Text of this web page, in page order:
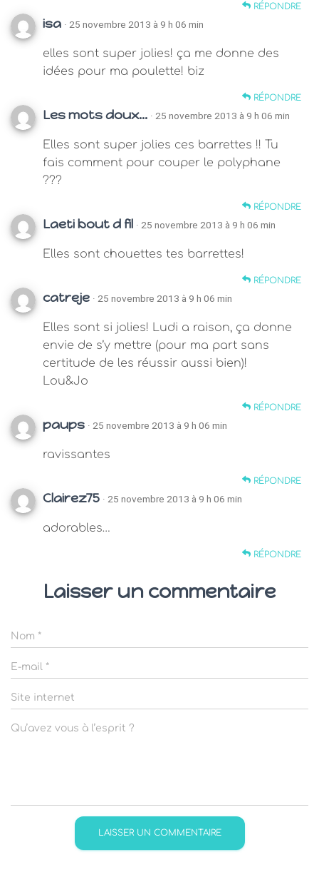
RÉPONDRE
isa · 25 novembre 2013 à 9 h 06 min
elles sont super jolies! ça me donne des
idées pour ma poulette! biz
RÉPONDRE
Les mots doux... · 25 novembre 2013 à 9 h 06 min
Elles sont super jolies ces barrettes !! Tu
fais comment pour couper le polyphane
???
RÉPONDRE
Laeti bout d fil · 25 novembre 2013 à 9 h 06 min
Elles sont chouettes tes barrettes!
RÉPONDRE
catreje · 25 novembre 2013 à 9 h 06 min
Elles sont si jolies! Ludi a raison, ça donne
envie de s’y mettre (pour ma part sans
certitude de les réussir aussi bien)!
Lou&Jo
RÉPONDRE
paups · 25 novembre 2013 à 9 h 06 min
ravissantes
RÉPONDRE
Clairez75 · 25 novembre 2013 à 9 h 06 min
adorables…
RÉPONDRE
Laisser un commentaire
Nom *
E-mail *
Site internet
Qu’avez vous à l’esprit ?